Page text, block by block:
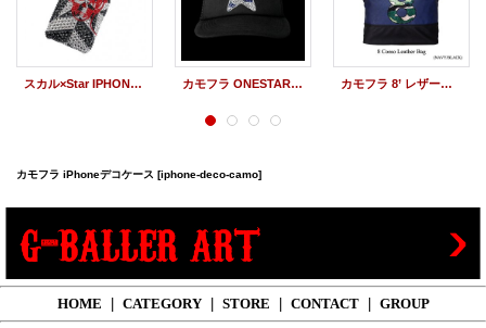
スカル×Star IPHONEデコケース カモフラ ONESTAR スワロキャップ カモフラ 8’ レザートート
カモフラ iPhoneデコケース [iphone-deco-camo]
HOME CATEGORY STORE CONTACT GROUP